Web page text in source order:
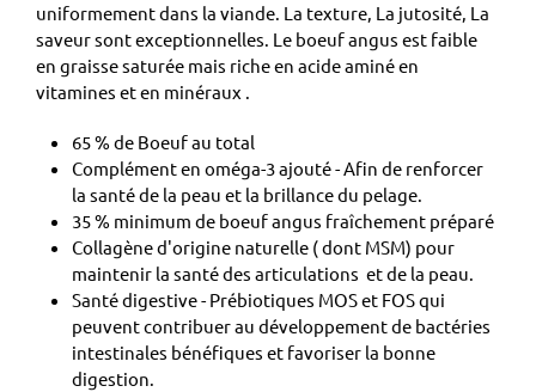
uniformement dans la viande. La texture, La jutosité, La
saveur sont exceptionnelles. Le boeuf angus est faible
en graisse saturée mais riche en acide aminé en
vitamines et en minéraux .
65 % de Boeuf au total
Complément en oméga-3 ajouté - Afin de renforcer
la santé de la peau et la brillance du pelage.
35 % minimum de boeuf angus fraîchement préparé
Collagène d'origine naturelle ( dont MSM) pour
maintenir la santé des articulations et de la peau.
Santé digestive - Prébiotiques MOS et FOS qui
peuvent contribuer au développement de bactéries
intestinales bénéfiques et favoriser la bonne
digestion.